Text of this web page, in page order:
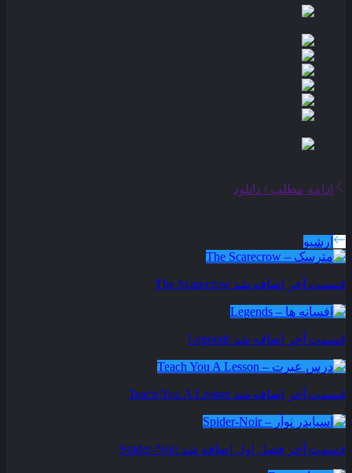
ادامه مطلب / دانلود
آرشیو
قسمت آخر اضافه شد The Scarecrow
قسمت آخر اضافه شد Legends
قسمت آخر اضافه شد Teach You A Lesson
قسمت آخر فصل اول اضافه شد Spider-Noir